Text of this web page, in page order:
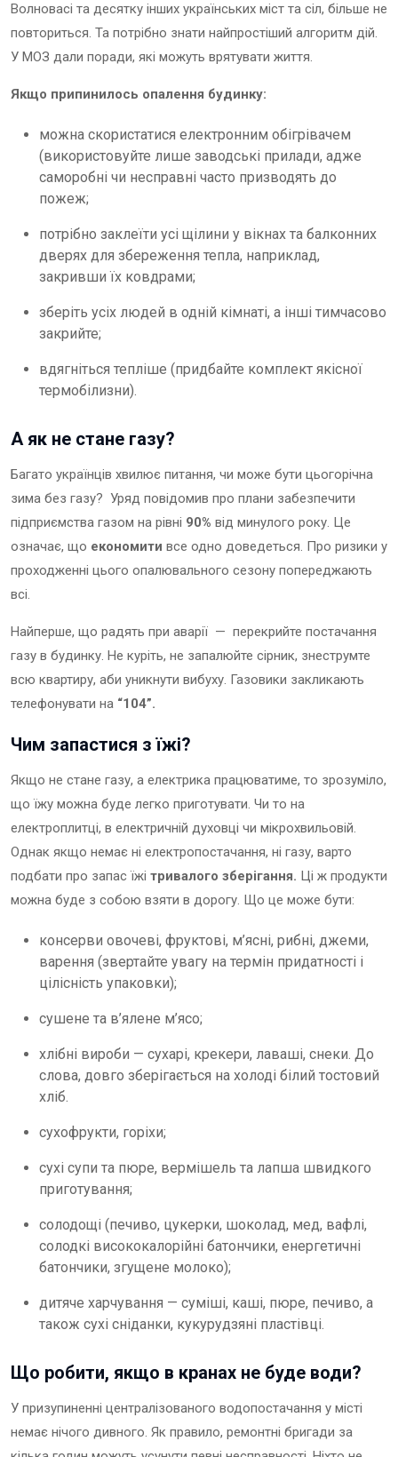
Волновасі та десятку інших українських міст та сіл, більше не
повториться. Та потрібно знати найпростіший алгоритм дій.
У МОЗ дали поради, які можуть врятувати життя.
Якщо припинилось опалення будинку:
можна скористатися електронним обігрівачем
(використовуйте лише заводські прилади, адже
саморобні чи несправні часто призводять до
пожеж;
потрібно заклеїти усі щілини у вікнах та балконних
дверях для збереження тепла, наприклад,
закривши їх ковдрами;
зберіть усіх людей в одній кімнаті, а інші тимчасово
закрийте;
вдягніться тепліше (придбайте комплект якісної
термобілизни).
А як не стане газу?
Багато українців хвилює питання, чи може бути цьогорічна
зима без газу? Уряд повідомив про плани забезпечити
підприємства газом на рівні 90% від минулого року. Це
означає, що економити все одно доведеться. Про ризики у
проходженні цього опалювального сезону попереджають
всі.
Найперше, що радять при аварії — перекрийте постачання
газу в будинку. Не куріть, не запалюйте сірник, знеструмте
всю квартиру, аби уникнути вибуху. Газовики закликають
телефонувати на “104”.
Чим запастися з їжі?
Якщо не стане газу, а електрика працюватиме, то зрозуміло,
що їжу можна буде легко приготувати. Чи то на
електроплитці, в електричній духовці чи мікрохвильовій.
Однак якщо немає ні електропостачання, ні газу, варто
подбати про запас їжі тривалого зберігання. Ці ж продукти
можна буде з собою взяти в дорогу. Що це може бути:
консерви овочеві, фруктові, м’ясні, рибні, джеми,
варення (звертайте увагу на термін придатності і
цілісність упаковки);
сушене та в’ялене м’ясо;
хлібні вироби — сухарі, крекери, лаваші, снеки. До
слова, довго зберігається на холоді білий тостовий
хліб.
сухофрукти, горіхи;
сухі супи та пюре, вермішель та лапша швидкого
приготування;
солодощі (печиво, цукерки, шоколад, мед, вафлі,
солодкі висококалорійні батончики, енергетичні
батончики, згущене молоко);
дитяче харчування — суміші, каші, пюре, печиво, а
також сухі сніданки, кукурудзяні пластівці.
Що робити, якщо в кранах не буде води?
У призупиненні централізованого водопостачання у місті
немає нічого дивного. Як правило, ремонтні бригади за